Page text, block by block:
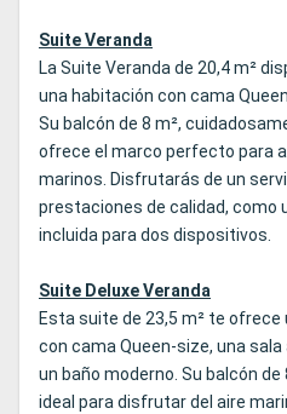
Suite Veranda
La Suite Veranda de 20,4 m²
una habitación con cama
Su balcón de 8 m²,
ofrece el marco perfecto para
marinos. Disfrutarás de un
prestaciones de calidad, como
incluida para dos dispositivos.
Suite Deluxe Veranda
Esta suite de 23,5 m² te
con cama Queen‑size, una
un baño moderno. Su balcón
ideal para disfrutar del aire